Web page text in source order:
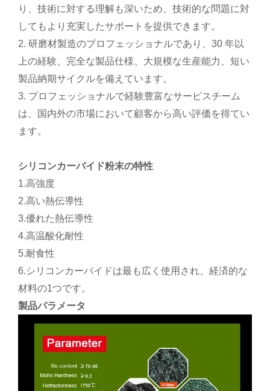
り、技術に対する理解も深いため、技術的な問題に対
してもより充実したサポートを提供できます。
2. 研磨材製造のプロフェッショナルであり、30 年以
上の経験、完全な製品仕様、大規模な生産能力、短い
製品納期サイクルを備えています。
3. プロフェッショナルで経験豊富なサービスチーム
は、国内外の市場において顧客から高い評価を得てい
ます。
シリコンカーバイド粉末の特性
1.高強度
2.高い熱伝導性
3.優れた熱伝導性
4.高温酸化耐性
5.耐食性
6.シリコンカーバイドは最も広く使用され、経済的な
材料の1つです。
製品パラメータ